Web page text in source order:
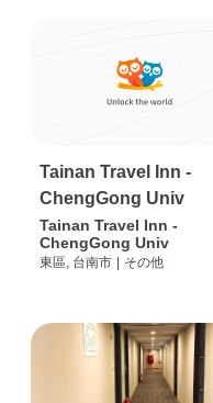
Tainan Travel Inn -
ChengGong Univ
Tainan Travel Inn -
ChengGong Univ
東區, 台南市 | その他